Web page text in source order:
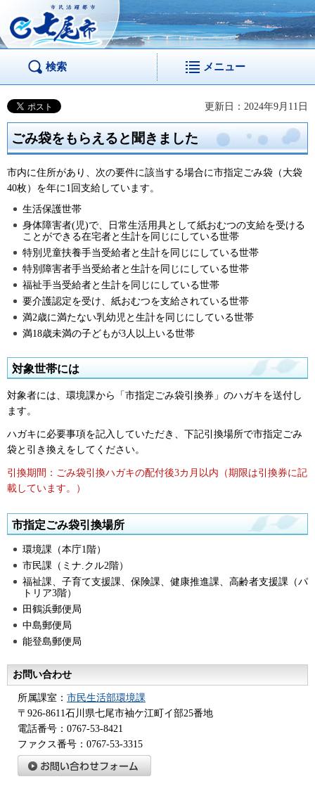
市民活躍都市 七尾
市
検索 メニュー
更新日：2024年9月11日
ごみ袋をもらえると聞きました
市内に住所があり、次の要件に該当する場合に市指定ごみ袋（大袋
40枚）を年に1回支給しています。
生活保護世帯
身体障害者(児)で、日常生活用具として紙おむつの支給を受ける
ことができる在宅者と生計を同じにしている世帯
特別児童扶養手当受給者と生計を同じにしている世帯
特別障害者手当受給者と生計を同じにしている世帯
福祉手当受給者と生計を同じにしている世帯
要介護認定を受け、紙おむつを支給されている世帯
満2歳に満たない乳幼児と生計を同じにしている世帯
満18歳未満の子どもが3人以上いる世帯
対象世帯には
対象者には、環境課から「市指定ごみ袋引換券」のハガキを送付し
ます。
ハガキに必要事項を記入していただき、下記引換場所で市指定ごみ
袋と引き換えをしてください。
引換期間：ごみ袋引換ハガキの配付後3カ月以内（期限は引換券に記
載しています。）
市指定ごみ袋引換場所
環境課（本庁1階）
市民課（ミナ.クル2階）
福祉課、子育て支援課、保険課、健康推進課、高齢者支援課（パ
トリア3階）
田鶴浜郵便局
中島郵便局
能登島郵便局
お問い合わせ
所属課室： 市民生活部環境課
〒926-8611石川県七尾市袖ケ江町イ部25番地
電話番号：0767-53-8421
ファクス番号：0767-53-3315